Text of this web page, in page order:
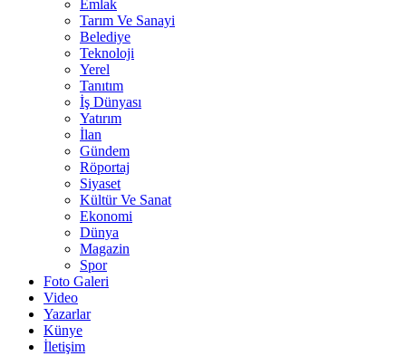
Emlak
Tarım Ve Sanayi
Belediye
Teknoloji
Yerel
Tanıtım
İş Dünyası
Yatırım
İlan
Gündem
Röportaj
Siyaset
Kültür Ve Sanat
Ekonomi
Dünya
Magazin
Spor
Foto Galeri
Video
Yazarlar
Künye
İletişim